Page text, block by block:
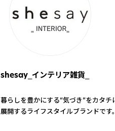
shesay‗インテリア雑貨‗
暮らしを豊かにする“気づき”をカタチ
展開するライフスタイルブランドです。